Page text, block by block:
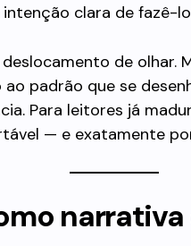
clara de fazê-
de olhar.
padrão que se
Para leitores já
— e exatamente